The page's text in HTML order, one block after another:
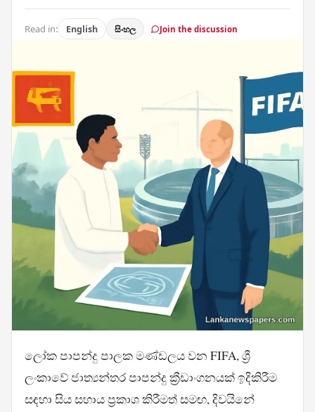
Read in: English සිංහල Join the discussion
ලෝක පාපන්දු පාලක මණ්ඩලය වන FIFA, ශ්‍රී
ලංකාවේ ජාත්‍යන්තර පාපන්දු ක්‍රීඩාංගනයක් ඉදිකිරීම
සඳහා සිය සහාය ප්‍රකාශ කිරීමත් සමඟ, දිවයිනේ